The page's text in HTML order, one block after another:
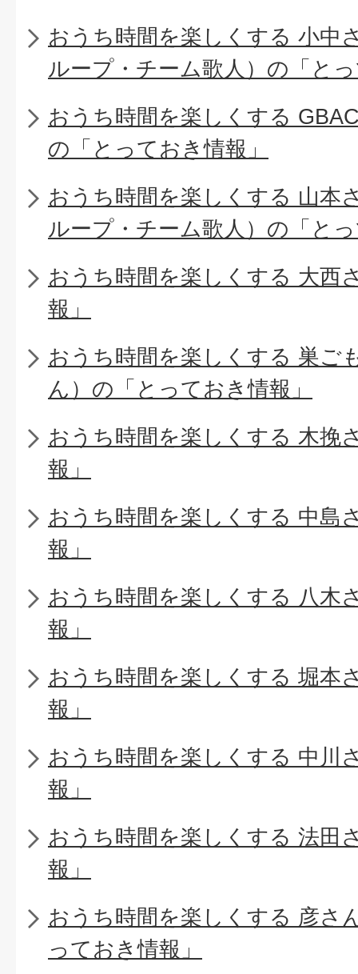
おうち時間を楽しくする 小中
ループ・チーム歌人）の「と
おうち時間を楽しくする
の「とっておき情報」
おうち時間を楽しくする 山本
ループ・チーム歌人）の「と
おうち時間を楽しくする 大西
報」
おうち時間を楽しくする 巣ご
ん）の「とっておき情報」
おうち時間を楽しくする 木挽
報」
おうち時間を楽しくする 中島
報」
おうち時間を楽しくする 八木
報」
おうち時間を楽しくする 堀本
報」
おうち時間を楽しくする 中川
報」
おうち時間を楽しくする 法田
報」
おうち時間を楽しくする 彦さ
っておき情報」